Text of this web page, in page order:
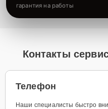
гарантия на работы
Контакты
Телефон
Наши специалисты быстро